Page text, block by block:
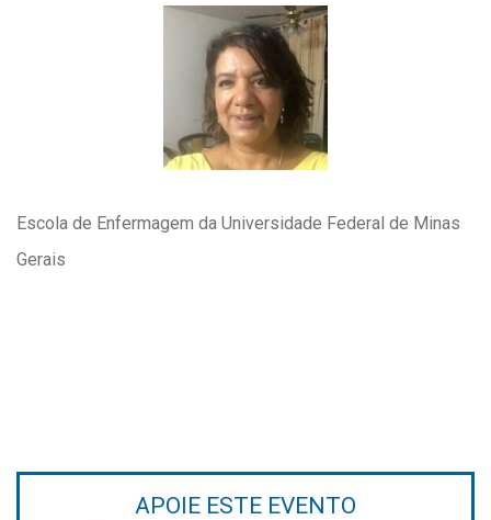
Escola de Enfermagem da Universidade Federal de Minas
Gerais
APOIE ESTE EVENTO